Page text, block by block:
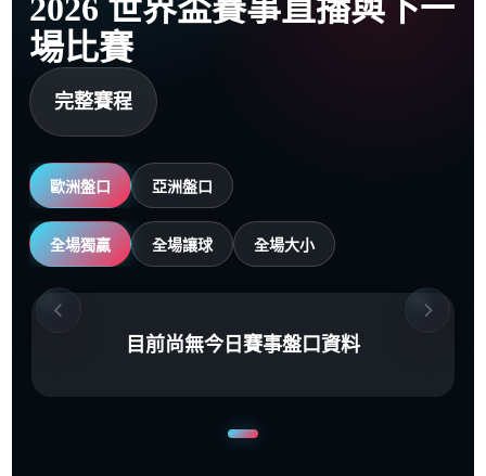
2026 世界盃賽事直播與下一
場比賽
完整賽程
歐洲盤口 亞洲盤口
全場獨贏 全場讓球 全場大小
目前尚無今日賽事盤口資料